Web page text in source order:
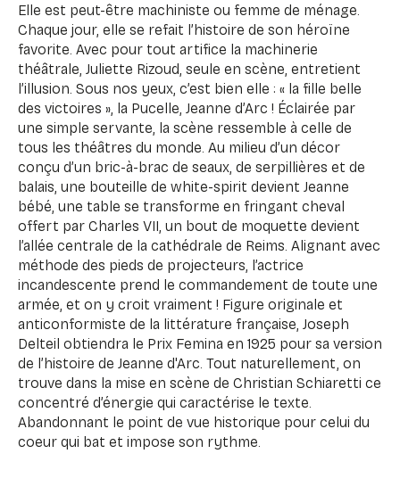
Elle est peut-être machiniste ou femme de ménage.
Chaque jour, elle se refait l’histoire de son héroïne
favorite. Avec pour tout artifice la machinerie
théâtrale, Juliette Rizoud, seule en scène, entretient
l’illusion. Sous nos yeux, c’est bien elle : « la fille belle
des victoires », la Pucelle, Jeanne d’Arc ! Éclairée par
une simple servante, la scène ressemble à celle de
tous les théâtres du monde. Au milieu d’un décor
conçu d’un bric-à-brac de seaux, de serpillières et de
balais, une bouteille de white-spirit devient Jeanne
bébé, une table se transforme en fringant cheval
offert par Charles VII, un bout de moquette devient
l’allée centrale de la cathédrale de Reims. Alignant avec
méthode des pieds de projecteurs, l’actrice
incandescente prend le commandement de toute une
armée, et on y croit vraiment ! Figure originale et
anticonformiste de la littérature française, Joseph
Delteil obtiendra le Prix Femina en 1925 pour sa version
de l’histoire de Jeanne d'Arc. Tout naturellement, on
trouve dans la mise en scène de Christian Schiaretti ce
concentré d’énergie qui caractérise le texte.
Abandonnant le point de vue historique pour celui du
coeur qui bat et impose son rythme.